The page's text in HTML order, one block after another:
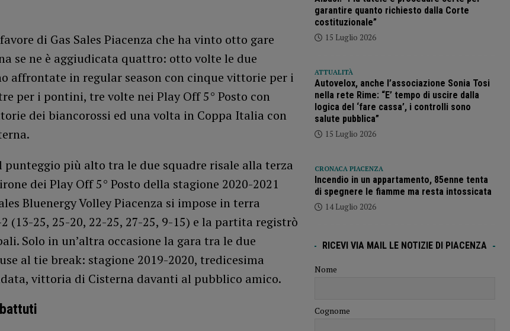
di Gas Sales Piacenza che ha vinto otto gare
se ne è aggiudicata quattro: otto volte le due
affrontate in regular season con cinque vittorie per i
per i pontini, tre volte nei Play Off 5° Posto con
dei biancorossi ed una volta in Coppa Italia con
più alto tra le due squadre risale alla terza
dei Play Off 5° Posto della stagione 2020-2021
Bluenergy Volley Piacenza si impose in terra
(13-25, 25-20, 22-25, 27-25, 9-15) e la partita registrò
Solo in un’altra occasione la gara tra le due
al tie break: stagione 2019-2020, tredicesima
vittoria di Cisterna davanti al pubblico amico.
garantire quanto richiesto dalla Corte
costituzionale”
15 Luglio 2026
ATTUALITÀ
Autovelox, anche l’associazione Sonia Tosi
nella rete Rime: “E’ tempo di uscire dalla
logica del ‘fare cassa’, i controlli sono
salute pubblica”
15 Luglio 2026
CRONACA PIACENZA
Incendio in un appartamento, 85enne tenta
di spegnere le fiamme ma resta intossicata
14 Luglio 2026
RICEVI VIA MAIL LE NOTIZIE DI PIACENZA
Nome
Cognome